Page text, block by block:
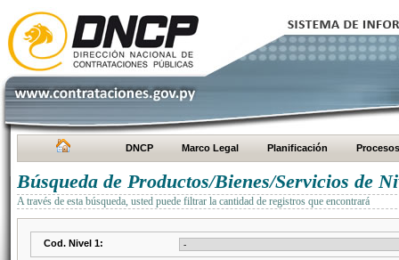
DNCP Marco Legal Planificación Procesos
Búsqueda de Productos/Bienes/Servicios de
A través de esta búsqueda, usted puede filtrar la cantidad de registros que encontrará
Cod. Nivel 1: